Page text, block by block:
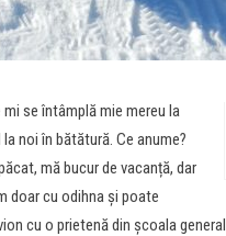
se întâmplă mie mereu la
noi în bătătură. Ce anume?
mă bucur de vacanță, dar
doar cu odihna și poate
cu o prietenă din școala